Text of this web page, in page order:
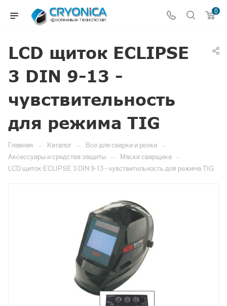
0
LCD щиток ECLIPSE
3 DIN 9-13 -
чувствительность
для режима TIG
Главная — Каталог — Все для сварки и резки —
Аксессуары и средства защиты — Маски сварщика —
LCD щиток ECLIPSE 3 DIN 9-13 - чувствительность для режима TIG